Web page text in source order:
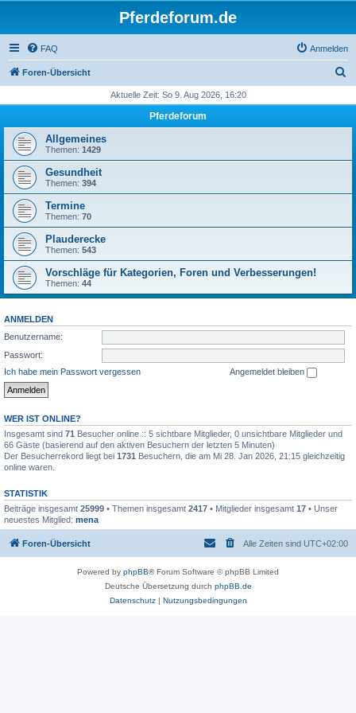
Pferdeforum.de
FAQ Anmelden
Foren-Übersicht
h
Aktuelle Zeit: So 9. Aug 2026, 16:20
Pferdeforum
Allgemeines
Themen: 1429
Gesundheit
Themen: 394
Termine
Themen: 70
Plauderecke
Themen: 543
Vorschläge für Kategorien, Foren und Verbesserungen!
Themen: 44
ANMELDEN
Benutzername:
Passwort:
Ich habe mein Passwort vergessen
Angemeldet bleiben
WER IST ONLINE?
Insgesamt sind 71 Besucher online :: 5 sichtbare Mitglieder, 0 unsichtbare Mitglieder und
66 Gäste (basierend auf den aktiven Besuchern der letzten 5 Minuten)
Der Besucherrekord liegt bei 1731 Besuchern, die am Mi 28. Jan 2026, 21:15 gleichzeitig
online waren.
STATISTIK
Beiträge insgesamt 25999 • Themen insgesamt 2417 • Mitglieder insgesamt 17 • Unser
neuestes Mitglied: mena
Foren-Übersicht Alle Zeiten sind UTC+02:00
Powered by phpBB® Forum Software © phpBB Limited
Deutsche Übersetzung durch phpBB.de
Datenschutz| Nutzungsbedingungen